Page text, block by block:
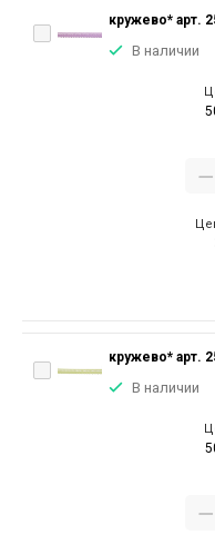
кружево* арт.
В наличии
кружево* арт.
В наличии